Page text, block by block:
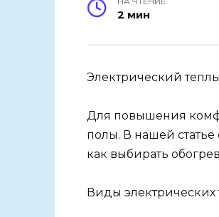
2 мин
Электрический
Для повышения
полы. В нашей
как выбирать
Виды электрических